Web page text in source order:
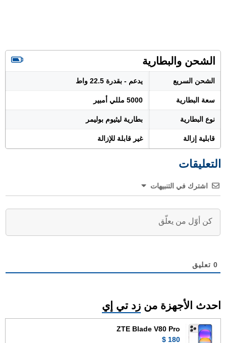
الشحن والبطارية
الشحن السريع يدعم - بقدرة 22.5 واط
سعة البطارية 5000 مللي أمبير
نوع البطارية بطارية ليثيوم بوليمر
قابلية إزالة غير قابلة للإزالة
التعليقات
اشترك في التنبيهات
0 تعليق
احدث الأجهزة من زد تي إي
ZTE Blade V80 Pro
180 $